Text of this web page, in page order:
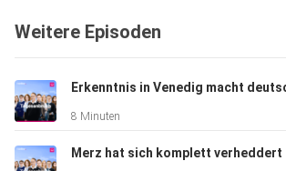
Weitere Episoden
8 Minuten
Merz hat sich komplett verheddert